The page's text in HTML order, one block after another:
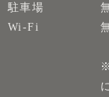
駐車場
Wi-Fi